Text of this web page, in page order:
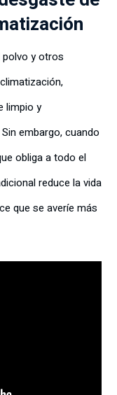
y otros
limpio y
embargo, cuando
obliga a todo el
reduce la vida
que se averíe más